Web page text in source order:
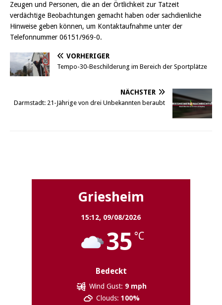
Zeugen und Personen, die an der Örtlichkeit zur Tatzeit
verdächtige Beobachtungen gemacht haben oder sachdienliche
Hinweise geben können, um Kontaktaufnahme unter der
Telefonnummer 06151/969-0.
VORHERIGER
Tempo-30-Beschilderung im Bereich der Sportplätze
NÄCHSTER
Darmstadt: 21-Jährige von drei Unbekannten beraubt
Griesheim
15:12, 09/08/2026
35 °C
Bedeckt
Wind Gust: 9 mph
Clouds: 100%